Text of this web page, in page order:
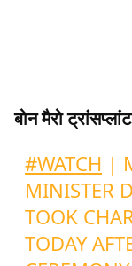
बोन मैरो
#WATCH |
MINISTER
TOOK
TODAY